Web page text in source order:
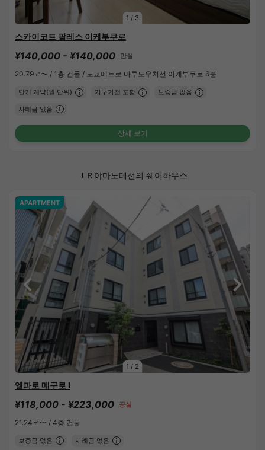
1 / 3
스카이코트 팔레스 이케부쿠로
¥140,000 - ¥140,000 만실
20.79㎡〜 / 1층 건물 / 도쿄메트로 마루노우치선 이케부쿠로 6분
단기 계약(월 단위) 가구가전 포함 보증금 없음
사례금 없음
상세 보기
ＪＲ야마노테선의 쉐어하우스
1 / 2
APARTMENT
엘파로 메구로 Ⅰ
¥118,000 - ¥223,000 공실
21.24㎡〜 / 4층 건물
보증금 없음 사례금 없음